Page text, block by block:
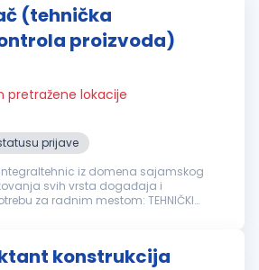
(tehnička
proizvoda)
pretražene lokacije
prijave
iz domena sajamskog
svih vrsta događaja i
za radnim mestom: TEHNIČKI
konstrukcija